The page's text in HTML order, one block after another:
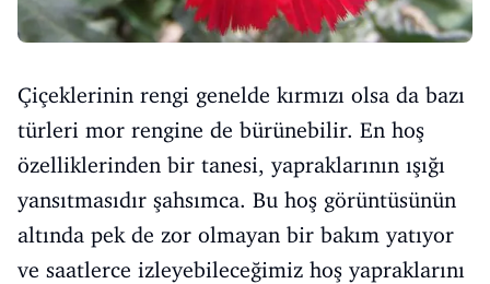
Çiçeklerinin rengi genelde kırmızı olsa da bazı
türleri mor rengine de bürünebilir. En hoş
özelliklerinden bir tanesi, yapraklarının ışığı
yansıtmasıdır şahsımca. Bu hoş görüntüsünün
altında pek de zor olmayan bir bakım yatıyor
ve saatlerce izleyebileceğimiz hoş yapraklarını